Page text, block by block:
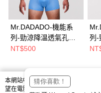
Mr.DADADO-機能系
列-勁涼降溫透氣孔洞
褲 M-LL合身平口內褲
NT$500
列-
褲
熱門標籤
本網站中使用 cookie，欲查詢有關
望在電腦上使用 cookie 時應如何變